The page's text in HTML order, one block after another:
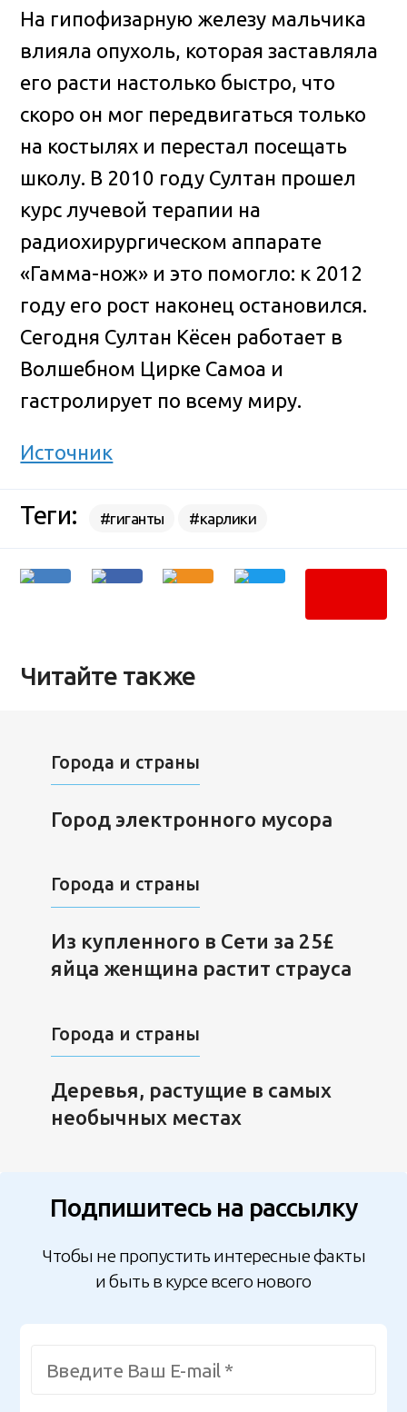
На гипофизарную железу мальчика
влияла опухоль, которая заставляла
его расти настолько быстро, что
скоро он мог передвигаться только
на костылях и перестал посещать
школу. В 2010 году Султан прошел
курс лучевой терапии на
радиохирургическом аппарате
«Гамма-нож» и это помогло: к 2012
году его рост наконец остановился.
Сегодня Султан Кёсен работает в
Волшебном Цирке Самоа и
гастролирует по всему миру.
Источник
Теги: #гиганты #карлики
Читайте также
Города и страны
Город электронного мусора
Города и страны
Из купленного в Сети за 25£
яйца женщина растит страуса
Города и страны
Деревья, растущие в самых
необычных местах
Подпишитесь на рассылку
Чтобы не пропустить интересные факты
и быть в курсе всего нового